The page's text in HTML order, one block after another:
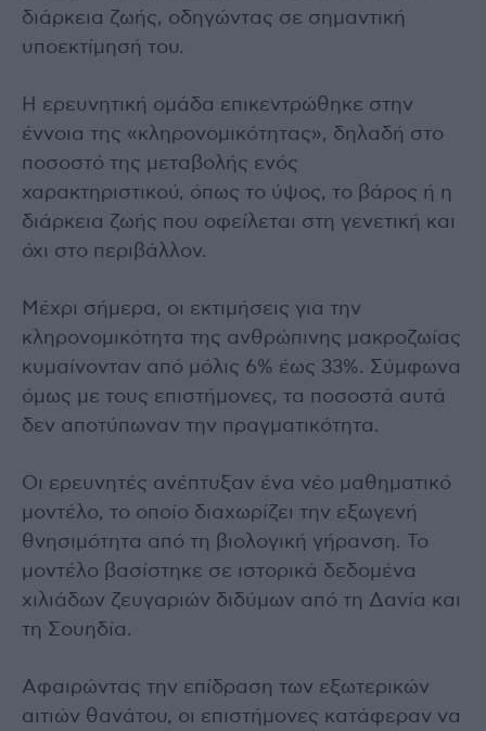
διάρκεια ζωής, οδηγώντας σε σημαντική
υποεκτίμησή του.
Η ερευνητική ομάδα επικεντρώθηκε στην
έννοια της «κληρονομικότητας», δηλαδή στο
ποσοστό της μεταβολής ενός
χαρακτηριστικού, όπως το ύψος, το βάρος ή η
διάρκεια ζωής που οφείλεται στη γενετική και
όχι στο περιβάλλον.
Μέχρι σήμερα, οι εκτιμήσεις για την
κληρονομικότητα της ανθρώπινης μακροζωίας
κυμαίνονταν από μόλις 6% έως 33%. Σύμφωνα
όμως με τους επιστήμονες, τα ποσοστά αυτά
δεν αποτύπωναν την πραγματικότητα.
Οι ερευνητές ανέπτυξαν ένα νέο μαθηματικό
μοντέλο, το οποίο διαχωρίζει την εξωγενή
θνησιμότητα από τη βιολογική γήρανση. Το
μοντέλο βασίστηκε σε ιστορικά δεδομένα
χιλιάδων ζευγαριών διδύμων από τη Δανία και
τη Σουηδία.
Αφαιρώντας την επίδραση των εξωτερικών
αιτιών θανάτου, οι επιστήμονες κατάφεραν να